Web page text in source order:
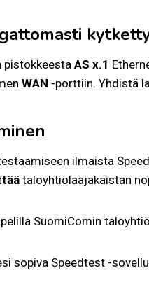
pistokkeestaAS x.1
WAN -porttiin. Yhdistä
ilmaista
taloyhtiölaajakaistan
SuomiComin
sopiva Speedtest -